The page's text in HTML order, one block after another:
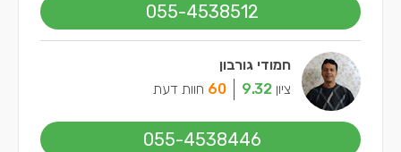
055-4538512
חמודי גורבון
ציון 9.32
60 חוות דעת
055-4538446